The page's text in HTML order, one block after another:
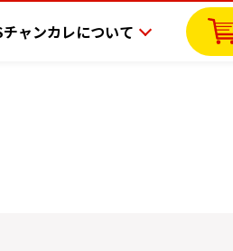
チャンカレについて